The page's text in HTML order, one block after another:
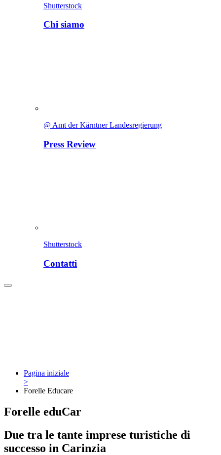
Shutterstock
Chi siamo
@ Amt der Kärntner Landesregierung
Press Review
Shutterstock
Contatti
Pagina iniziale
>
Forelle Educare
Forelle eduCar
Due tra le tante imprese turistiche di
successo in Carinzia